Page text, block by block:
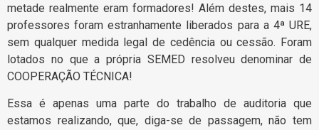
metade realmente eram formadores! Além destes, mais 14
professores foram estranhamente liberados para a 4ª URE,
sem qualquer medida legal de cedência ou cessão. Foram
lotados no que a própria SEMED resolveu denominar de
COOPERAÇÃO TÉCNICA!
Essa é apenas uma parte do trabalho de auditoria que
estamos realizando, que, diga-se de passagem, não tem